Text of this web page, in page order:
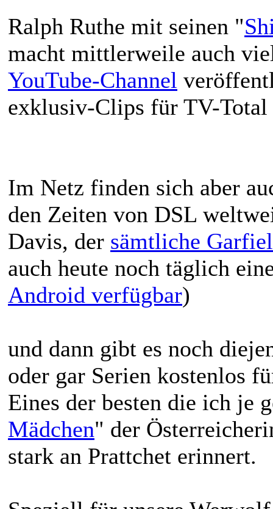
Ralph Ruthe mit seinen "
macht mittlerweile auch
YouTube-Channel
exklusiv-Clips für TV-Total
Im Netz finden sich aber
den Zeiten von DSL
Davis, der sämtliche
auch heute noch täglich
Android verfügbar)
und dann gibt es noch
oder gar Serien kostenlos
Eines der besten die ich je
Mädchen" der
stark an Prattchet erinnert.